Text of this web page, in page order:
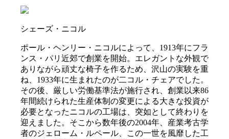
シェーズ・ニコル
ポール・ヘンリー・ニコルによって、1913年にフラ
ンス・パリ近郊で創業を開始。エレガントな外観で
ありながら頑丈な椅子を作るため、沢山の実験を重
ね、1933年に生まれたのが二コル・チェアでした。
その後、厳しい労働基準法が施行され、創業以来86
年間続けられた生産体制の変更による大きな投資が
必要となったニコルの工場は、突如として終わりを
迎えました。そこから数年後の2004年、産業考古学
者のジェローム・ルペール、この一世を風靡した工